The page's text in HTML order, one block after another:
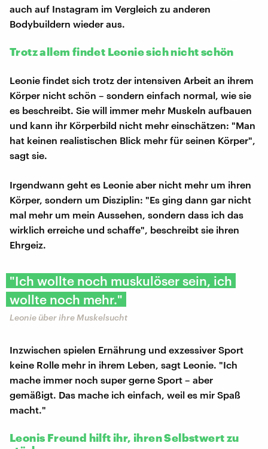
auch auf Instagram im Vergleich zu anderen
Bodybuildern wieder aus.
Trotz allem findet Leonie sich nicht schön
Leonie findet sich trotz der intensiven Arbeit an ihrem
Körper nicht schön – sondern einfach normal, wie sie
es beschreibt. Sie will immer mehr Muskeln aufbauen
und kann ihr Körperbild nicht mehr einschätzen: "Man
hat keinen realistischen Blick mehr für seinen Körper",
sagt sie.
Irgendwann geht es Leonie aber nicht mehr um ihren
Körper, sondern um Disziplin: "Es ging dann gar nicht
mal mehr um mein Aussehen, sondern dass ich das
wirklich erreiche und schaffe", beschreibt sie ihren
Ehrgeiz.
"Ich wollte noch muskulöser sein, ich
wollte noch mehr."
Leonie über ihre Muskelsucht
Inzwischen spielen Ernährung und exzessiver Sport
keine Rolle mehr in ihrem Leben, sagt Leonie. "Ich
mache immer noch super gerne Sport – aber
gemäßigt. Das mache ich einfach, weil es mir Spaß
macht."
Leonis Freund hilft ihr, ihren Selbstwert zu